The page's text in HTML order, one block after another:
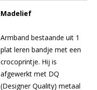
Madelief
Armband bestaande uit 1
plat leren bandje met een
crocoprintje. Hij is
afgewerkt met DQ
(Designer Quality) metaal